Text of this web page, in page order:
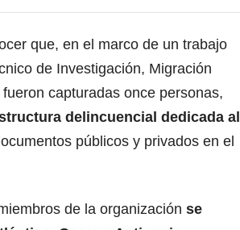
que, en el marco de un trabajo
de Investigación, Migración
capturadas once personas,
delincuencial dedicada al
públicos y privados en el
de la organización se